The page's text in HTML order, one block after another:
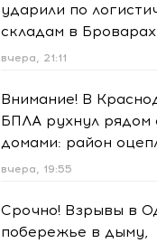
ударили по
складам в Броварах
вчера, 21:11
Внимание! В
БПЛА рухнул рядом
домами: район
вчера, 19:55
Срочно! Взрывы в
побережье в дыму,